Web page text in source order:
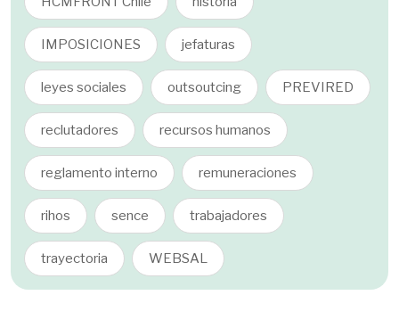
IMPOSICIONES jefaturas
leyes sociales outsoutcing PREVIRED
reclutadores recursos humanos
reglamento interno remuneraciones
rihos sence trabajadores
trayectoria WEBSAL